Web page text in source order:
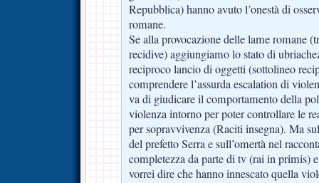
Repubblica) hanno avuto l’onestà di
romane.
Se alla provocazione delle lame romane
recidive) aggiungiamo lo stato di
reciproco lancio di oggetti (sottolineo
comprendere l’assurda escalation di
va di giudicare il comportamento della
violenza intorno per poter controllare le
per sopravvivenza (Raciti insegna). Ma
del prefetto Serra e sull’omertà nel
completezza da parte di tv (rai in primis)
vorrei dire che hanno innescato quella